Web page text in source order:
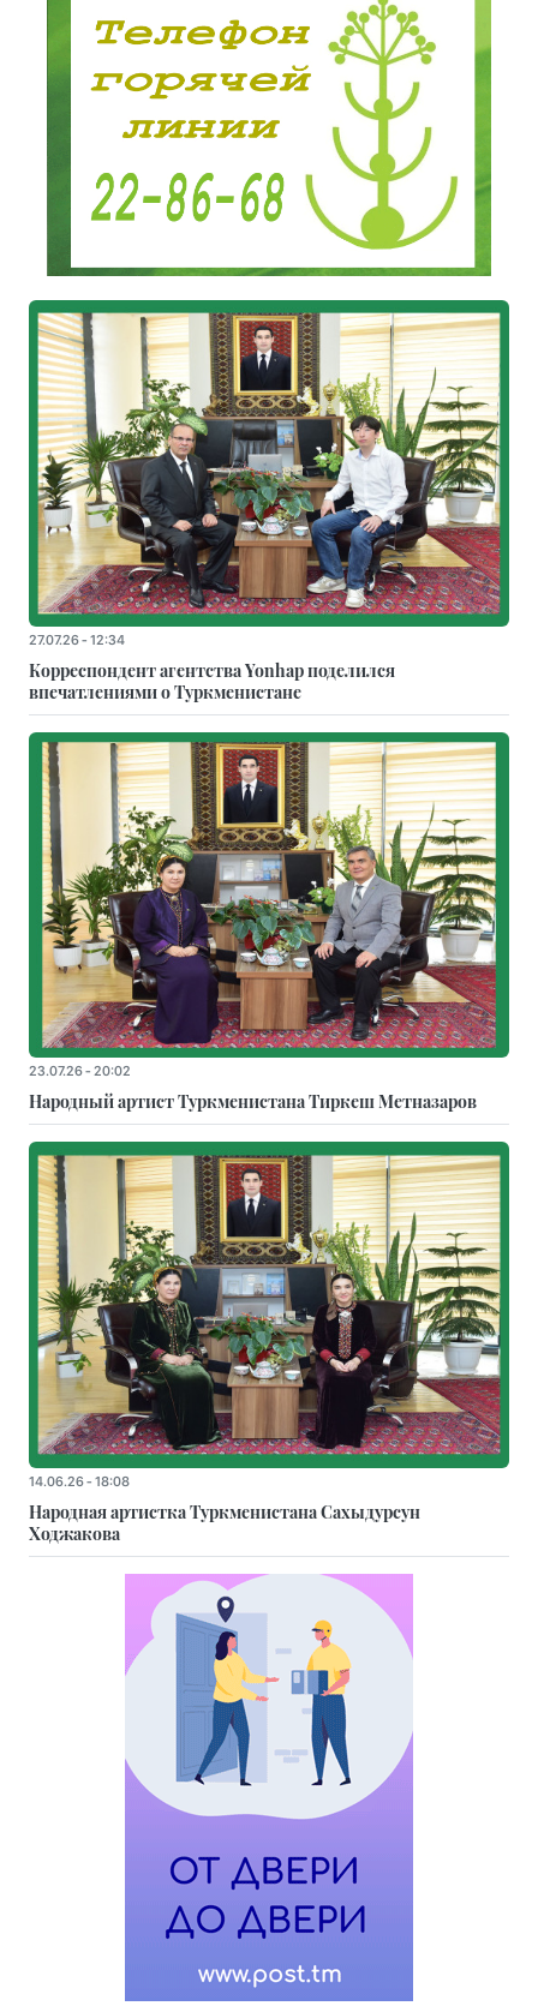
27.07.26 - 12:34
Корреспондент агентства Yonhap поделился
впечатлениями о Туркменистане
23.07.26 - 20:02
Народный артист Туркменистана Тиркеш Мeтназаров
14.06.26 - 18:08
Народная артистка Туркменистана Сахыдурсун
Ходжакова